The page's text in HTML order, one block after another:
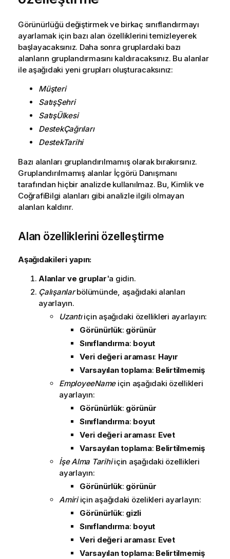
Görünürlüğü değiştirmek ve birkaç sınıflandırmayı
ayarlamak için bazı alan özelliklerini temizleyerek
başlayacaksınız. Daha sonra gruplardaki bazı
alanların gruplandırmasını kaldıracaksınız. Bu alanlar
ile aşağıdaki yeni grupları oluşturacaksınız:
Müşteri
SatışŞehri
SatışÜlkesi
DestekÇağrıları
DestekTarihi
Bazı alanları gruplandırılmamış olarak bırakırsınız.
Gruplandırılmamış alanlar İçgörü Danışmanı
tarafından hiçbir analizde kullanılmaz. Bu, Kimlik ve
CoğrafiBilgi alanları gibi analizle ilgili olmayan
alanları kaldırır.
Alan özelliklerini özelleştirme
Aşağıdakileri yapın:
Alanlar ve gruplar'a gidin.
Çalışanlarbölümünde, aşağıdaki alanları
ayarlayın.
Uzantıiçin aşağıdaki özellikleri ayarlayın:
Görünürlük: görünür
Sınıflandırma: boyut
Veri değeri araması: Hayır
Varsayılan toplama: Belirtilmemiş
EmployeeNameiçin aşağıdaki özellikleri
ayarlayın:
Görünürlük: görünür
Sınıflandırma: boyut
Veri değeri araması: Evet
Varsayılan toplama: Belirtilmemiş
İşe Alma Tarihiiçin aşağıdaki özellikleri
ayarlayın:
Görünürlük: görünür
Amiriiçin aşağıdaki özelikleri ayarlayın:
Görünürlük: gizli
Sınıflandırma: boyut
Veri değeri araması: Evet
Varsayılan toplama: Belirtilmemiş